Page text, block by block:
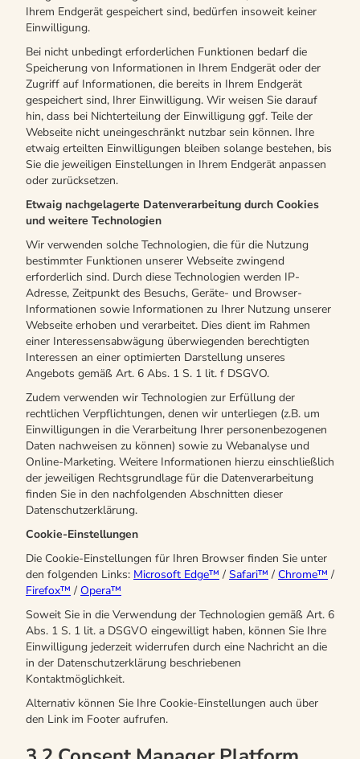
Ihrem Endgerät gespeichert sind, bedürfen insoweit keiner
Einwilligung.
Bei nicht unbedingt erforderlichen Funktionen bedarf die
Speicherung von Informationen in Ihrem Endgerät oder der
Zugriff auf Informationen, die bereits in Ihrem Endgerät
gespeichert sind, Ihrer Einwilligung. Wir weisen Sie darauf
hin, dass bei Nichterteilung der Einwilligung ggf. Teile der
Webseite nicht uneingeschränkt nutzbar sein können. Ihre
etwaig erteilten Einwilligungen bleiben solange bestehen, bis
Sie die jeweiligen Einstellungen in Ihrem Endgerät anpassen
oder zurücksetzen.
Etwaig nachgelagerte Datenverarbeitung durch Cookies
und weitere Technologien
Wir verwenden solche Technologien, die für die Nutzung
bestimmter Funktionen unserer Webseite zwingend
erforderlich sind. Durch diese Technologien werden IP-
Adresse, Zeitpunkt des Besuchs, Geräte- und Browser-
Informationen sowie Informationen zu Ihrer Nutzung unserer
Webseite erhoben und verarbeitet. Dies dient im Rahmen
einer Interessensabwägung überwiegenden berechtigten
Interessen an einer optimierten Darstellung unseres
Angebots gemäß Art. 6 Abs. 1 S. 1 lit. f DSGVO.
Zudem verwenden wir Technologien zur Erfüllung der
rechtlichen Verpflichtungen, denen wir unterliegen (z.B. um
Einwilligungen in die Verarbeitung Ihrer personenbezogenen
Daten nachweisen zu können) sowie zu Webanalyse und
Online-Marketing. Weitere Informationen hierzu einschließlich
der jeweiligen Rechtsgrundlage für die Datenverarbeitung
finden Sie in den nachfolgenden Abschnitten dieser
Datenschutzerklärung.
Cookie-Einstellungen
Die Cookie-Einstellungen für Ihren Browser finden Sie unter
den folgenden Links: Microsoft Edge™ / Safari™ / Chrome™ /
Firefox™ / Opera™
Soweit Sie in die Verwendung der Technologien gemäß Art. 6
Abs. 1 S. 1 lit. a DSGVO eingewilligt haben, können Sie Ihre
Einwilligung jederzeit widerrufen durch eine Nachricht an die
in der Datenschutzerklärung beschriebenen
Kontaktmöglichkeit.
Alternativ können Sie Ihre Cookie-Einstellungen auch über
den Link im Footer aufrufen.